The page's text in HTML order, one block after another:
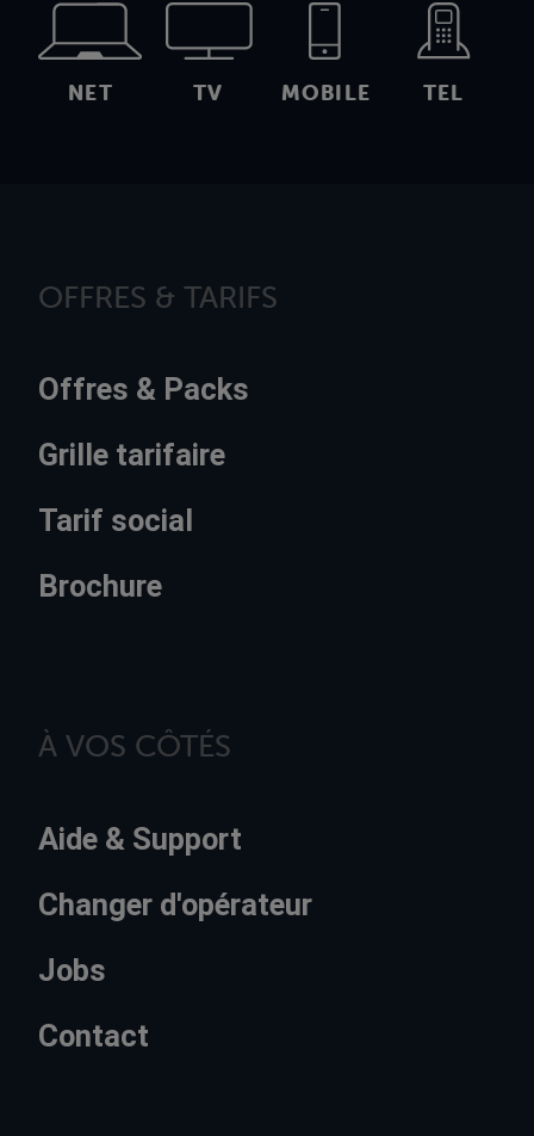
NET TV MOBILE TEL
OFFRES & TARIFS
Offres & Packs
Grille tarifaire
Tarif social
Brochure
À VOS CÔTÉS
Aide & Support
Changer d'opérateur
Jobs
Contact